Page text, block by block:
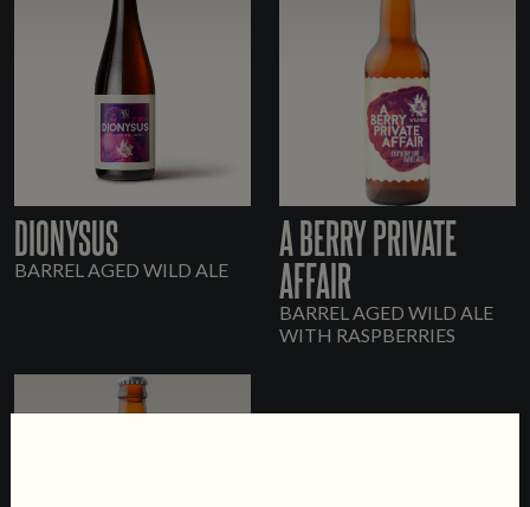
DIONYSUS
BARREL AGED WILD ALE
A BERRY PRIVATE
AFFAIR
BARREL AGED WILD ALE
WITH RASPBERRIES